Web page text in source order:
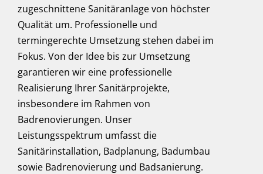
zugeschnittene Sanitäranlage von höchster
Qualität um. Professionelle und
termingerechte Umsetzung stehen dabei im
Fokus. Von der Idee bis zur Umsetzung
garantieren wir eine professionelle
Realisierung Ihrer Sanitärprojekte,
insbesondere im Rahmen von
Badrenovierungen. Unser
Leistungsspektrum umfasst die
Sanitärinstallation, Badplanung, Badumbau
sowie Badrenovierung und Badsanierung.